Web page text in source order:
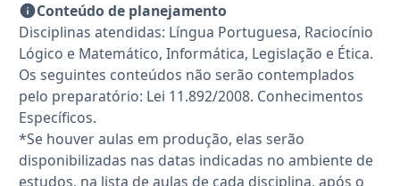
Conteúdo de planejamento
Disciplinas atendidas: Língua Portuguesa, Raciocínio
Lógico e Matemático, Informática, Legislação e Ética.
Os seguintes conteúdos não serão contemplados
pelo preparatório: Lei 11.892/2008. Conhecimentos
Específicos.
*Se houver aulas em produção, elas serão
disponibilizadas nas datas indicadas no ambiente de
estudos, na lista de aulas de cada disciplina, após o